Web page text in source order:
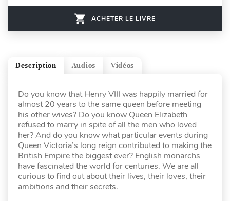
ACHETER LE LIVRE
Vidéos
Audios
Description
Do you know that Henry VIII was happily married for
almost 20 years to the same queen before meeting
his other wives? Do you know Queen Elizabeth
refused to marry in spite of all the men who loved
her? And do you know what particular events during
Queen Victoria’s long reign contributed to making the
British Empire the biggest ever? English monarchs
have fascinated the world for centuries. We are all
curious to find out about their lives, their loves, their
ambitions and their secrets.